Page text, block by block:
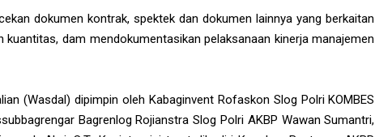
dokumen kontrak, spektek dan dokumen lainnya yang berkaitan
dam mendokumentasikan pelaksanaan kinerja manajemen
(Wasdal) dipimpin oleh Kabaginvent Rofaskon Slog Polri KOMBES
Bagrenlog Rojianstra Slog Polri AKBP Wawan Sumantri,